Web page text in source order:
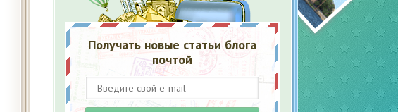
Получать новые статьи блога
почтой